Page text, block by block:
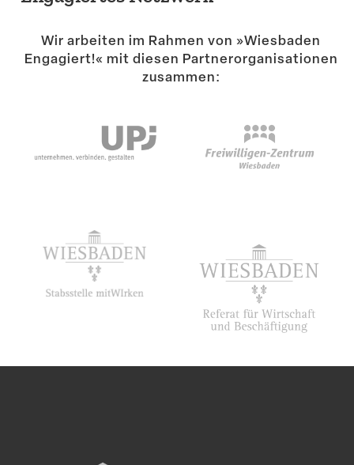
Wir arbeiten im Rahmen von »Wiesbaden
Engagiert!« mit diesen Partner­or­ga­ni­sa­tionen
zusammen: